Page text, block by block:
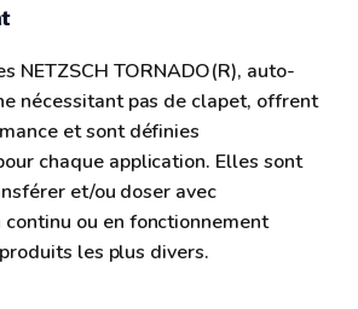
NETZSCH TORNADO(R), auto-
nécessitant pas de clapet, offrent
et sont définies
chaque application. Elles sont
et/ou doser avec
continu ou en fonctionnement
les plus divers.